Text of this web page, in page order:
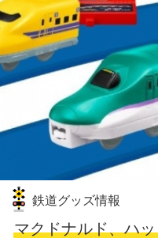
鉄道グッズ情報
マクドナルド、ハ